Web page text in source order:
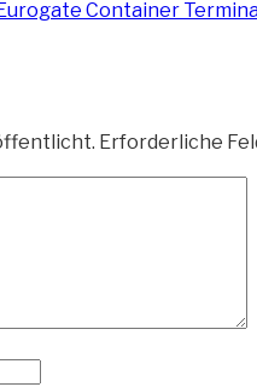
Container
Erforderliche